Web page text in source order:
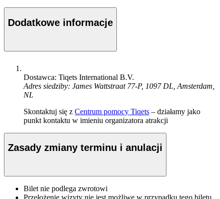
Dodatkowe informacje
Dostawca: Tiqets International B.V.
Adres siedziby: James Wattstraat 77-P, 1097 DL, Amsterdam,
NL
Skontaktuj się z Centrum pomocy Tiqets – działamy jako
punkt kontaktu w imieniu organizatora atrakcji
Zasady zmiany terminu i anulacji
Bilet nie podlega zwrotowi
Przełożenie wizyty nie jest możliwe w przypadku tego biletu